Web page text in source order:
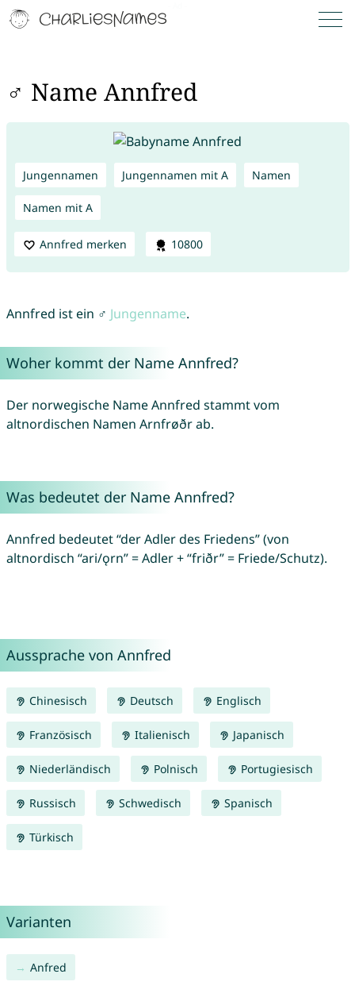
♂ Name Annfred
Jungennamen Jungennamen mit A Namen
Namen mit A
Annfred merken 10800
Annfred ist ein ♂ Jungenname.
Woher kommt der Name Annfred?
Der norwegische Name Annfred stammt vom
altnordischen Namen Arnfrøðr ab.
Was bedeutet der Name Annfred?
Annfred bedeutet “der Adler des Friedens” (von
altnordisch “ari/ǫrn” = Adler + “friðr” = Friede/Schutz).
Aussprache von Annfred
Chinesisch Deutsch Englisch
Französisch Italienisch Japanisch
Niederländisch Polnisch Portugiesisch
Russisch Schwedisch Spanisch
Türkisch
Varianten
Anfred